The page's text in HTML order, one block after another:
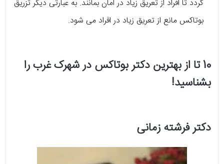
گردد تا افراد از تعریق زیاد در امان بمانند. به عبارتی دیگر تزریق
بوتاکس مانع از تعریق زیاد در افراد می‌ شود.
10 تا از بهترین دکتر بوتاکس در شهرک غرب را
بشناسید!
دکتر فرشته زمانی